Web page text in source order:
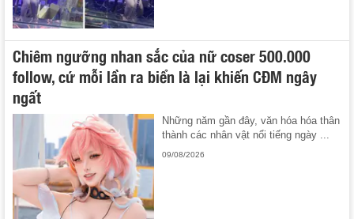
Chiêm ngưỡng nhan sắc của nữ coser 500.000
follow, cứ mỗi lần ra biển là lại khiến CĐM ngây
ngất
Những năm gần đây, văn hóa hóa thân
thành các nhân vật nổi tiếng ngày ...
09/08/2026